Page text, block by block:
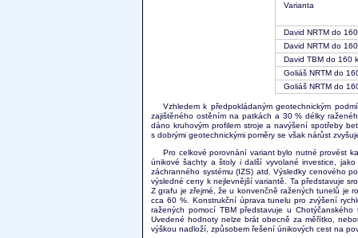
Varianta
David NRTM do
David NRTM do
David TBM do 160
Goliáš NRTM do
Goliáš NRTM do
Vzhledem k předpokládaným geotechnickým
zajištěného ostěním na patkách a 30 % délky
dáno kruhovým profilem stroje a navýšení spotřeby
s dobrými geotechnickými poměry se však nárůst
Pro celkové porovnání variant bylo nutné provést
únikové šachty a štoly i další vyvolané investice,
záchranného systému (IZS) atd. Výsledky cenového
výsledné ceny k nejlevnější variantě. Ta představuje
Z grafu je zřejmé, že u konvenčně ražených tunelů je
cca 60 %. Konstrukční úprava tunelu pro zvýšení
ražených pomocí TBM představuje u
Uvedené hodnoty nelze brát obecně za měřítko,
výškou nadloží, způsobem řešení únikových cest na